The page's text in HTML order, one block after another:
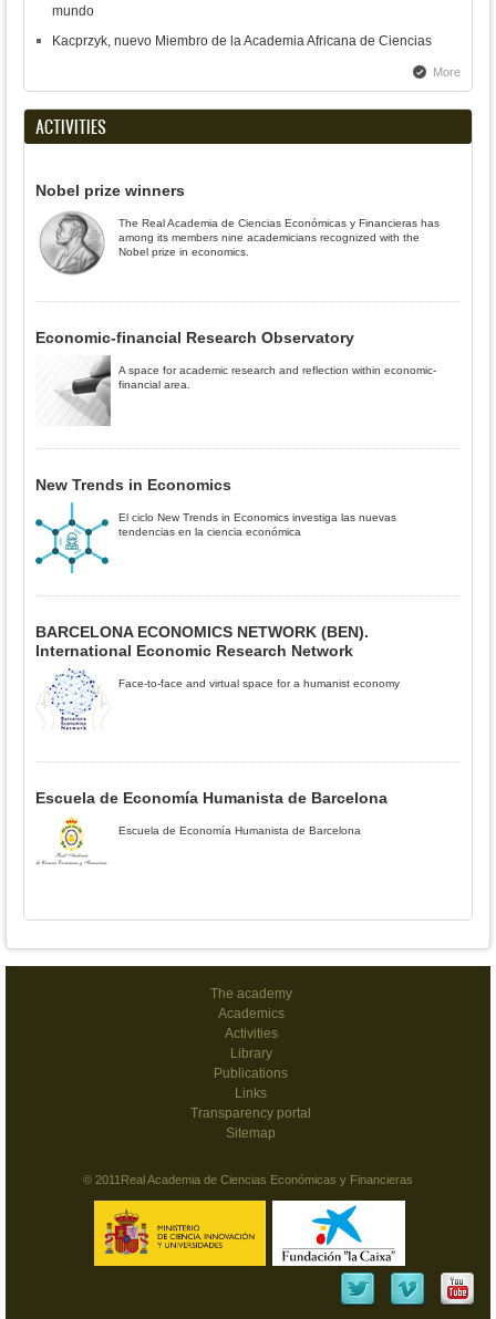
mundo
Kacprzyk, nuevo Miembro de la Academia Africana de Ciencias
More
ACTIVITIES
Nobel prize winners
The Real Academia de Ciencias Económicas y Financieras has
among its members nine academicians recognized with the
Nobel prize in economics.
Economic-financial Research Observatory
A space for academic research and reflection within economic-
financial area.
New Trends in Economics
El ciclo New Trends in Economics investiga las nuevas
tendencias en la ciencia económica
BARCELONA ECONOMICS NETWORK (BEN).
International Economic Research Network
Face-to-face and virtual space for a humanist economy
Escuela de Economía Humanista de Barcelona
Escuela de Economía Humanista de Barcelona
The academy
Academics
Activities
Library
Publications
Links
Transparency portal
Sitemap
© 2011Real Academia de Ciencias Económicas y Financieras